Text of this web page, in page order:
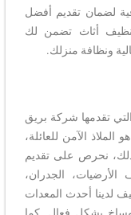
لضمان تقديم أفضل
أثاث تضمن لك
ونظافة منزلك.
تقدمها شركة بريق
الآمن للعائلة،
نحرص على تقديم
الجدران،
لدينا أحدث المعدات
بشكل فعال. كما